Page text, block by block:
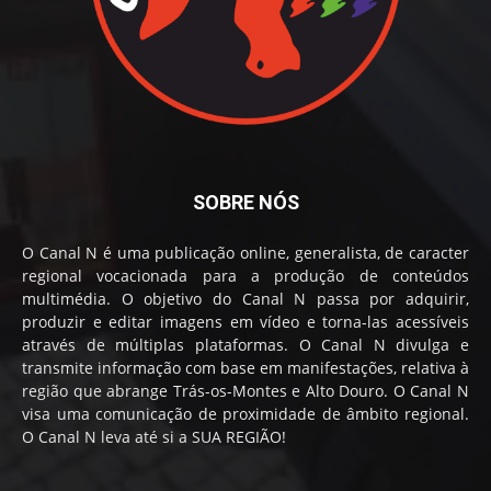
SOBRE NÓS
O Canal N é uma publicação online, generalista, de caracter
regional vocacionada para a produção de conteúdos
multimédia. O objetivo do Canal N passa por adquirir,
produzir e editar imagens em vídeo e torna-las acessíveis
através de múltiplas plataformas. O Canal N divulga e
transmite informação com base em manifestações, relativa à
região que abrange Trás-os-Montes e Alto Douro. O Canal N
visa uma comunicação de proximidade de âmbito regional.
O Canal N leva até si a SUA REGIÃO!